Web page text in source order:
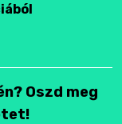
Oszd meg